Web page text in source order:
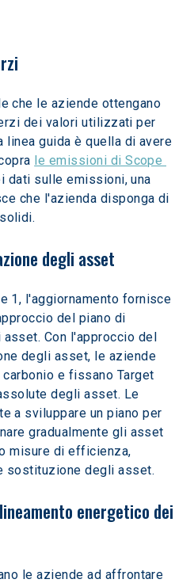
che le aziende ottengano
dei valori utilizzati per
linea guida è quella di avere
le emissioni di Scope
dati sulle emissioni, una
che l'azienda disponga di
degli asset
1, l'aggiornamento fornisce
del piano di
Con l'approccio del
degli asset, le aziende
e fissano Target
degli asset. Le
a sviluppare un piano per
gradualmente gli asset
misure di efficienza,
sostituzione degli asset.
energetico dei
le aziende ad affrontare